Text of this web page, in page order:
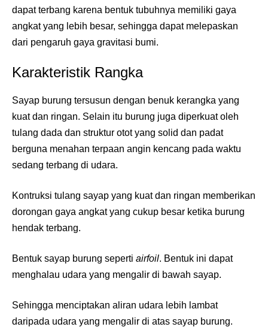
dapat terbang karena bentuk tubuhnya memiliki gaya
angkat yang lebih besar, sehingga dapat melepaskan
dari pengaruh gaya gravitasi bumi.
Karakteristik Rangka
Sayap burung tersusun dengan benuk kerangka yang
kuat dan ringan. Selain itu burung juga diperkuat oleh
tulang dada dan struktur otot yang solid dan padat
berguna menahan terpaan angin kencang pada waktu
sedang terbang di udara.
Kontruksi tulang sayap yang kuat dan ringan memberikan
dorongan gaya angkat yang cukup besar ketika burung
hendak terbang.
Bentuk sayap burung seperti airfoil. Bentuk ini dapat
menghalau udara yang mengalir di bawah sayap.
Sehingga menciptakan aliran udara lebih lambat
daripada udara yang mengalir di atas sayap burung.